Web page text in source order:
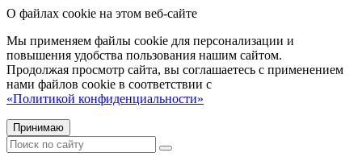
О файлах cookie на этом веб-сайте
Мы применяем файлы cookie для персонализации и
повышения удобства пользования нашим сайтом.
Продолжая просмотр сайта, вы соглашаетесь с применением
нами файлов cookie в соответствии с
«Политикой конфиденциальности»
Принимаю